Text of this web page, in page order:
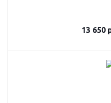
13 650